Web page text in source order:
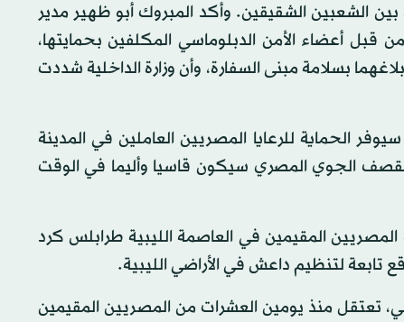
الشعبين الشقيقين. وأكد المبروك أبو ظهير مدير
قبل أعضاء الأمن الدبلوماسي المكلفين بحمايتها،
بسلامة مبنى السفارة، وأن وزارة الداخلية شددت
للرعايا المصريين العاملين في المدينة
الجوي المصري سيكون قاسيا وأليما في الوقت
المقيمين في العاصمة الليبية طرابلس كرد
تابعة لتنظيم داعش في الأراضي الليبية.
تعتقل منذ يومين العشرات من المصريين المقيمين